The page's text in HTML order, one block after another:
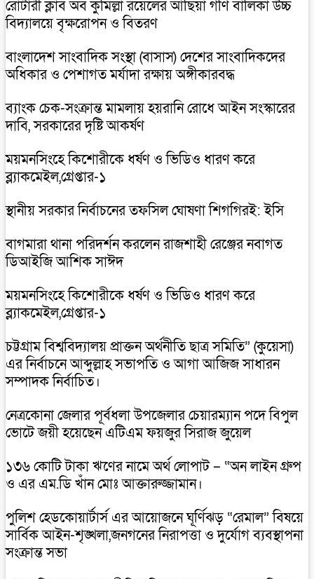
রোটারী ক্লাব অব কুমিল্লা রয়েলের আছিয়া গণি বালিকা উচ্চ
বিদ্যালয়ে বৃক্ষরোপন ও বিতরণ
বাংলাদেশ সাংবাদিক সংস্থা (বাসাস) দেশের সাংবাদিকদের
অধিকার ও পেশাগত মর্যাদা রক্ষায় অঙ্গীকারবদ্ধ
ব্যাংক চেক-সংক্রান্ত মামলায় হয়রানি রোধে আইন সংস্কারের
দাবি, সরকারের দৃষ্টি আকর্ষণ
ময়মনসিংহে কিশোরীকে ধর্ষণ ও ভিডিও ধারণ করে
ব্ল্যাকমেইল,গ্রেপ্তার-১
স্থানীয় সরকার নির্বাচনের তফসিল ঘোষণা শিগগিরই: ইসি
বাগমারা থানা পরিদর্শন করলেন রাজশাহী রেঞ্জের নবাগত
ডিআইজি আশিক সাঈদ
ময়মনসিংহে কিশোরীকে ধর্ষণ ও ভিডিও ধারণ করে
ব্ল্যাকমেইল,গ্রেপ্তার-১
চট্টগ্রাম বিশ্ববিদ্যালয় প্রাক্তন অর্থনীতি ছাত্র সমিতি” (কুয়েসা)
এর নির্বাচনে আব্দুল্লাহ সভাপতি ও আগা আজিজ সাধারন
সম্পাদক নির্বাচিত।
নেত্রকোনা জেলার পূর্বধলা উপজেলার চেয়ারম্যান পদে বিপুল
ভোটে জয়ী হয়েছেন এটিএম ফয়জুর সিরাজ জুয়েল
১৩৬ কোটি টাকা ঋণের নামে অর্থ লোপাট – “অন লাইন গ্রুপ
ও এর এম.ডি খাঁন মোঃ আক্তারুজ্জামান।
পুলিশ হেডকোয়ার্টার্স এর আয়োজনে ঘূর্ণিঝড় “রেমাল” বিষয়ে
সার্বিক আইন-শৃঙ্খলা,জনগনের নিরাপত্তা ও দুর্যোগ ব্যবস্থাপনা
সংক্রান্ত সভা